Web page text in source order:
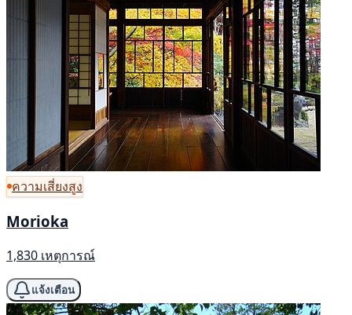
ความเสี่ยงสูง
Morioka
1,830 เหตุการณ์
แจ้งเตือน